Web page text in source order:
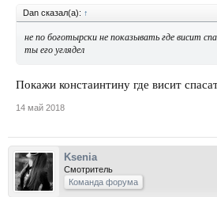
Dan сказал(а): ↑
не по боготырски не показывать где висит
ты его углядел
Покажи констаинтину где висит
14 май 2018
Ksenia
Смотритель
Команда форума